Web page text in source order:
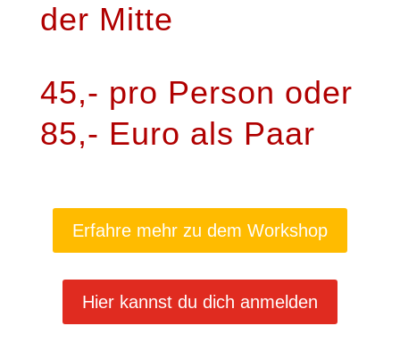
der Mitte
45,- pro Person oder
85,- Euro als Paar
Erfahre mehr zu dem Workshop
Hier kannst du dich anmelden